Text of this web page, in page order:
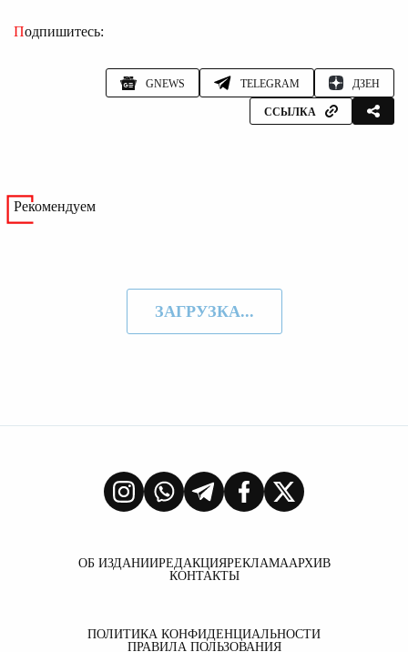
Подпишитесь:
GNEWS TELEGRAM ДЗЕН
ССЫЛКА
Рекомендуем
ЗАГРУЗКА...
ОБ ИЗДАНИИРЕДАКЦИЯРЕКЛАМААРХИВ
КОНТАКТЫ
ПОЛИТИКА КОНФИДЕНЦИАЛЬНОСТИ
ПРАВИЛА ПОЛЬЗОВАНИЯ